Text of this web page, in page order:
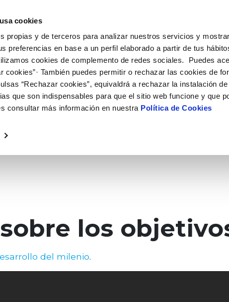
cookies
propias y de terceros para analizar nuestros servicios y
preferencias en base a un perfil elaborado a partir de tus
cookies de complemento de redes sociales. Puedes
cookies”· También puedes permitir o rechazar las cookies de
“Rechazar cookies”, equivaldrá a rechazar la instalación
que son indispensables para que el sitio web funcione y que
consultar más información en nuestra Política de Cookies
los
del milenio.